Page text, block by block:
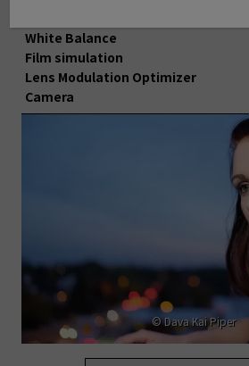
White Balance
Film simulation
Lens Modulation Optimizer
Camera
© Dava Kai Piper